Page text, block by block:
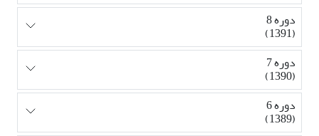
دوره 8
(1391)
دوره 7
(1390)
دوره 6
(1389)